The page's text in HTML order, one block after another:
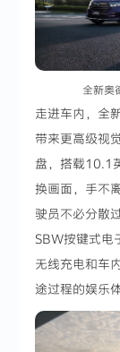
全新奥
走进车内，全
带来更高级视
盘，搭载10.1
换画面，手不
驶员不必分散
SBW按键式电
无线充电和车
途过程的娱乐体